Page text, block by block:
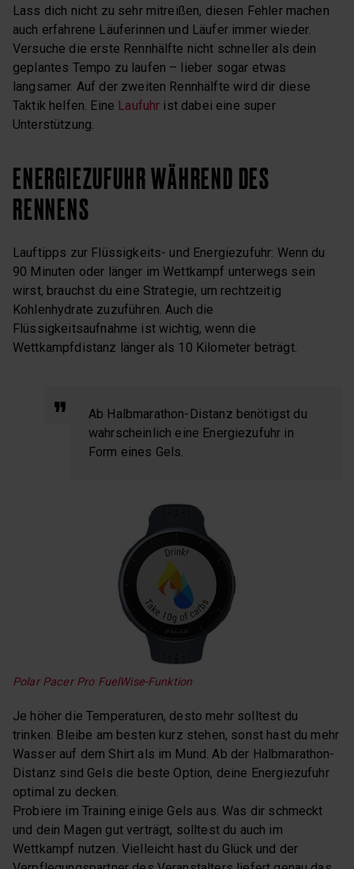
Lass dich nicht zu sehr mitreißen, diesen Fehler machen
auch erfahrene Läuferinnen und Läufer immer wieder.
Versuche die erste Rennhälfte nicht schneller als dein
geplantes Tempo zu laufen – lieber sogar etwas
langsamer. Auf der zweiten Rennhälfte wird dir diese
Taktik helfen. Eine Laufuhr ist dabei eine super
Unterstützung.
ENERGIEZUFUHR WÄHREND DES
RENNENS
Lauftipps zur Flüssigkeits- und Energiezufuhr: Wenn du
90 Minuten oder länger im Wettkampf unterwegs sein
wirst, brauchst du eine Strategie, um rechtzeitig
Kohlenhydrate zuzuführen. Auch die
Flüssigkeitsaufnahme ist wichtig, wenn die
Wettkampfdistanz länger als 10 Kilometer beträgt.
Ab Halbmarathon-Distanz benötigst du
wahrscheinlich eine Energiezufuhr in
Form eines Gels.
Polar Pacer Pro FuelWise-Funktion
Je höher die Temperaturen, desto mehr solltest du
trinken. Bleibe am besten kurz stehen, sonst hast du mehr
Wasser auf dem Shirt als im Mund. Ab der Halbmarathon-
Distanz sind Gels die beste Option, deine Energiezufuhr
optimal zu decken.
Probiere im Training einige Gels aus. Was dir schmeckt
und dein Magen gut verträgt, solltest du auch im
Wettkampf nutzen. Vielleicht hast du Glück und der